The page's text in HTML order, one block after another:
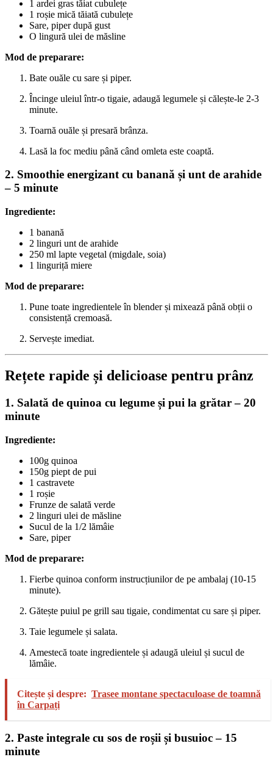
1 ardei gras tăiat cubulețe
1 roșie mică tăiată cubulețe
Sare, piper după gust
O lingură ulei de măsline
Mod de preparare:
Bate ouăle cu sare și piper.
Încinge uleiul într-o tigaie, adaugă legumele și călește-le 2-3
minute.
Toarnă ouăle și presară brânza.
Lasă la foc mediu până când omleta este coaptă.
2. Smoothie energizant cu banană și unt de arahide
– 5 minute
Ingrediente:
1 banană
2 linguri unt de arahide
250 ml lapte vegetal (migdale, soia)
1 linguriță miere
Mod de preparare:
Pune toate ingredientele în blender și mixează până obții o
consistență cremoasă.
Servește imediat.
Rețete rapide și delicioase pentru prânz
1. Salată de quinoa cu legume și pui la grătar – 20
minute
Ingrediente:
100g quinoa
150g piept de pui
1 castravete
1 roșie
Frunze de salată verde
2 linguri ulei de măsline
Sucul de la 1/2 lămâie
Sare, piper
Mod de preparare:
Fierbe quinoa conform instrucțiunilor de pe ambalaj (10-15
minute).
Gătește puiul pe grill sau tigaie, condimentat cu sare și piper.
Taie legumele și salata.
Amestecă toate ingredientele și adaugă uleiul și sucul de
lămâie.
Citește și despre: Trasee montane spectaculoase de toamnă
în Carpați
2. Paste integrale cu sos de roșii și busuioc – 15
minute